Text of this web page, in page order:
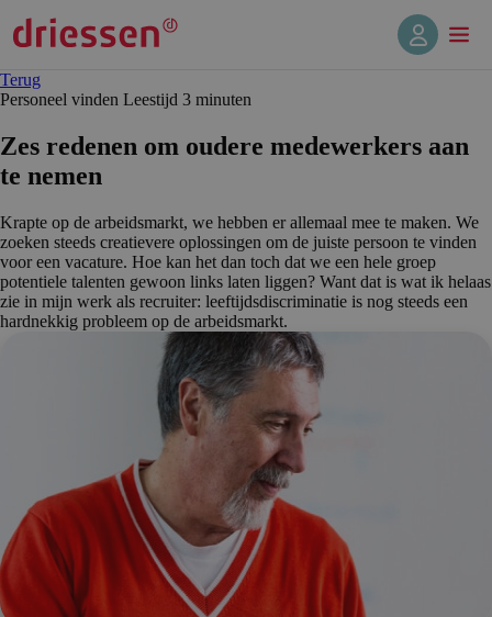
Terug
Personeel vinden Leestijd 3 minuten
Zes redenen om oudere medewerkers aan
te nemen
Krapte op de arbeidsmarkt, we hebben er allemaal mee te maken. We
zoeken steeds creatievere oplossingen om de juiste persoon te vinden
voor een vacature. Hoe kan het dan toch dat we een hele groep
potentiele talenten gewoon links laten liggen? Want dat is wat ik helaas
zie in mijn werk als recruiter: leeftijdsdiscriminatie is nog steeds een
hardnekkig probleem op de arbeidsmarkt.